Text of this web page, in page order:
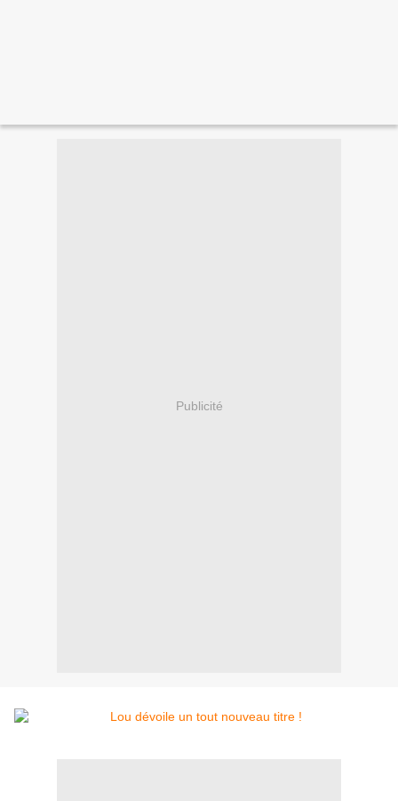
Publicité